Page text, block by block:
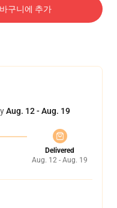
구니에 추가
Aug. 12 - Aug. 19
Delivered
Aug. 12 - Aug. 19